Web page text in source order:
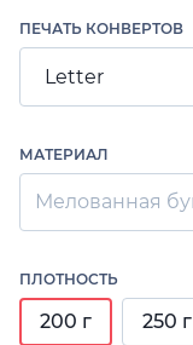
ПЕЧАТЬ КОНВЕРТОВ
МАТЕРИАЛ
Мелованная
ПЛОТНОСТЬ
200 г 250 г